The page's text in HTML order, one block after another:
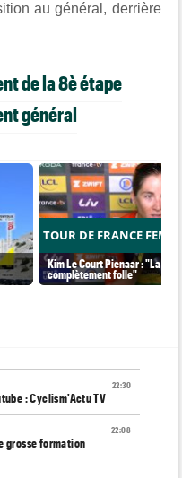
au général, derrière
de la 8è étape
général
TOUR DE FRANCE
Kim Le Court Pienaar : "La
complètement folle"
22:30
: Cyclism'Actu TV
22:08
grosse formation